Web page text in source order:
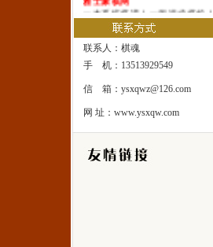
一本系统棋谱！一所速成棋校！
雅士象棋网
一处修身圣地！一座雅士乐园！
联系人：棋魂
手 机：13513929549
信 箱：ysxqwz@126.com
网 址：www.ysxqw.com